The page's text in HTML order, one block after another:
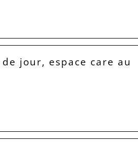
jour, espace care au